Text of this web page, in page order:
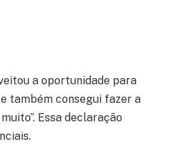
a oportunidade para
também consegui fazer a
Essa declaração